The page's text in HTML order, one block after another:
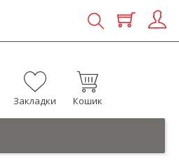
Закладки Кошик